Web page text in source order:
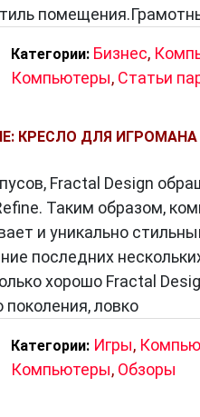
Категории: Бизнес,
Компьютеры, Статьи
КРЕСЛО ДЛЯ ИГРОМАНА
Fractal Design
Таким образом,
и уникально
последних
хорошо Fractal
ловко
Категории: Игры,
Компьютеры, Обзоры